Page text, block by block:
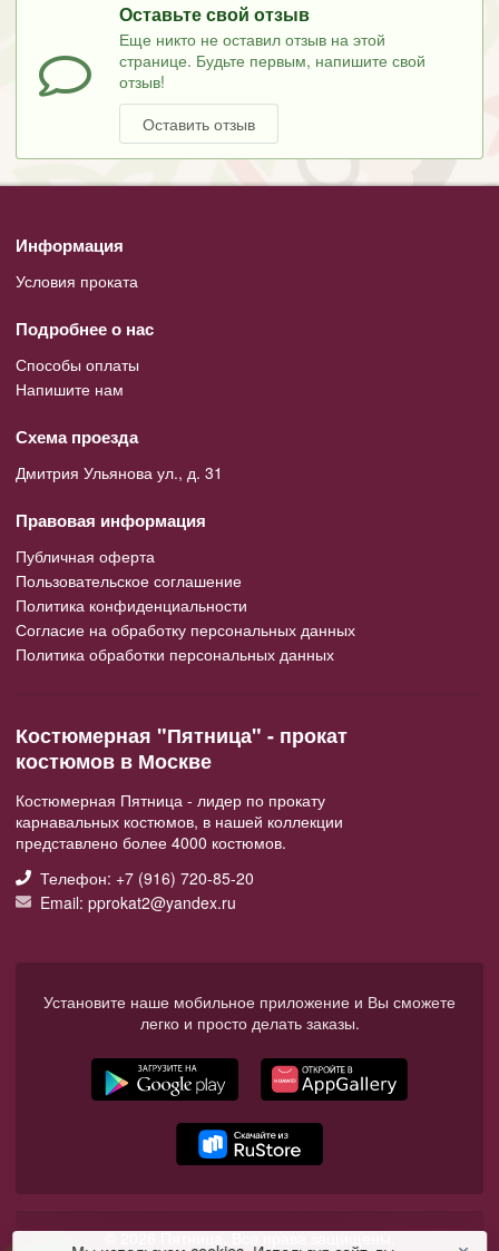
Оставьте свой отзыв
Еще никто не оставил отзыв на этой
странице. Будьте первым, напишите свой
отзыв!
Оставить отзыв
Информация
Условия проката
Подробнее о нас
Способы оплаты
Напишите нам
Схема проезда
Дмитрия Ульянова ул., д. 31
Правовая информация
Публичная оферта
Пользовательское соглашение
Политика конфиденциальности
Согласие на обработку персональных данных
Политика обработки персональных данных
Костюмерная "Пятница" - прокат
костюмов в Москве
Костюмерная Пятница - лидер по прокату
карнавальных костюмов, в нашей коллекции
представлено более 4000 костюмов.
Телефон: +7 (916) 720-85-20
Email: pprokat2@yandex.ru
Установите наше мобильное приложение и Вы сможете
легко и просто делать заказы.
© 2026 Пятница. Все права защищены.